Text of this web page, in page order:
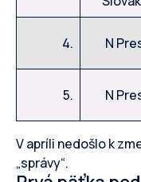
4. N
5. N
V apríli nedošlo k
„správy“.